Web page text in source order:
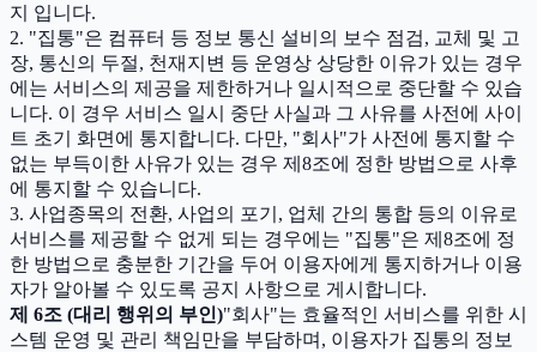
지 입니다.
2. "집통"은 컴퓨터 등 정보 통신 설비의 보수 점검, 교체 및 고
장, 통신의 두절, 천재지변 등 운영상 상당한 이유가 있는 경우
에는 서비스의 제공을 제한하거나 일시적으로 중단할 수 있습
니다. 이 경우 서비스 일시 중단 사실과 그 사유를 사전에 사이
트 초기 화면에 통지합니다. 다만, "회사"가 사전에 통지할 수
없는 부득이한 사유가 있는 경우 제8조에 정한 방법으로 사후
에 통지할 수 있습니다.
3. 사업종목의 전환, 사업의 포기, 업체 간의 통합 등의 이유로
서비스를 제공할 수 없게 되는 경우에는 "집통"은 제8조에 정
한 방법으로 충분한 기간을 두어 이용자에게 통지하거나 이용
자가 알아볼 수 있도록 공지 사항으로 게시합니다.
제 6조 (대리 행위의 부인)"회사"는 효율적인 서비스를 위한 시
스템 운영 및 관리 책임만을 부담하며, 이용자가 집통의 정보